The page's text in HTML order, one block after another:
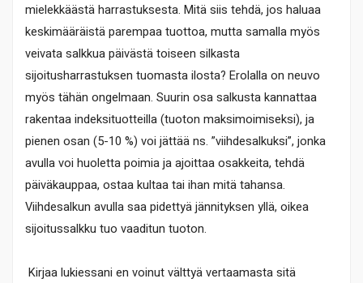
mielekkäästä harrastuksesta. Mitä siis tehdä, jos haluaa
keskimääräistä parempaa tuottoa, mutta samalla myös
veivata salkkua päivästä toiseen silkasta
sijoitusharrastuksen tuomasta ilosta? Erolalla on neuvo
myös tähän ongelmaan. Suurin osa salkusta kannattaa
rakentaa indeksituotteilla (tuoton maksimoimiseksi), ja
pienen osan (5-10 %) voi jättää ns. ”viihdesalkuksi”, jonka
avulla voi huoletta poimia ja ajoittaa osakkeita, tehdä
päiväkauppaa, ostaa kultaa tai ihan mitä tahansa.
Viihdesalkun avulla saa pidettyä jännityksen yllä, oikea
sijoitussalkku tuo vaaditun tuoton.
Kirjaa lukiessani en voinut välttyä vertaamasta sitä